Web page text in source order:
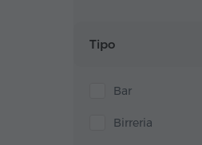
Tipo
Bar
Birreria